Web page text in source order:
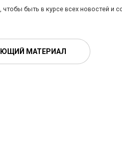
, чтобы быть в курсе всех новостей и
МАТЕРИАЛ